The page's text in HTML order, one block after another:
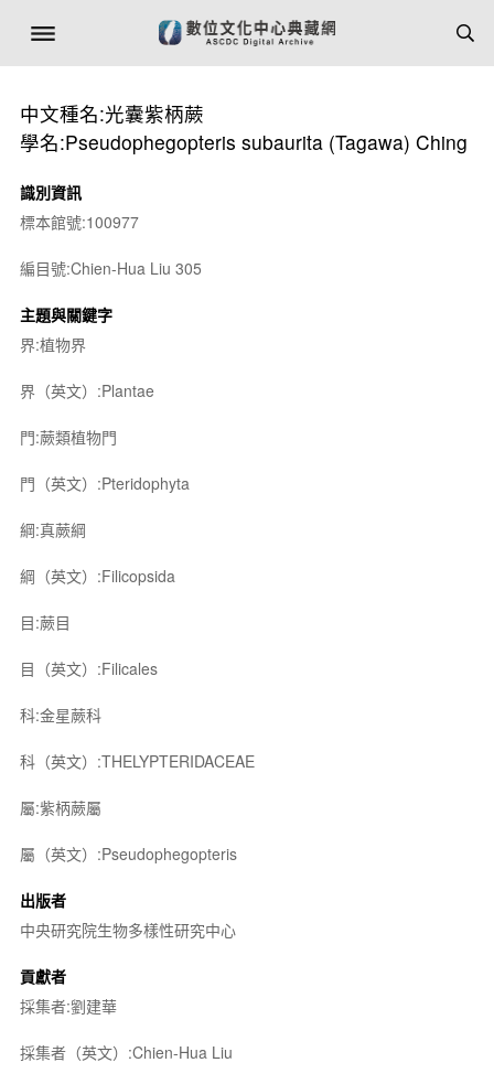
中文種名:光囊紫柄蕨
學名:Pseudophegopteris subaurita (Tagawa) Ching
識別資訊
標本館號:100977
編目號:Chien-Hua Liu 305
主題與關鍵字
界:植物界
界（英文）:Plantae
門:蕨類植物門
門（英文）:Pteridophyta
綱:真蕨綱
綱（英文）:Filicopsida
目:蕨目
目（英文）:Filicales
科:金星蕨科
科（英文）:THELYPTERIDACEAE
屬:紫柄蕨屬
屬（英文）:Pseudophegopteris
出版者
中央研究院生物多樣性研究中心
貢獻者
採集者:劉建華
採集者（英文）:Chien-Hua Liu